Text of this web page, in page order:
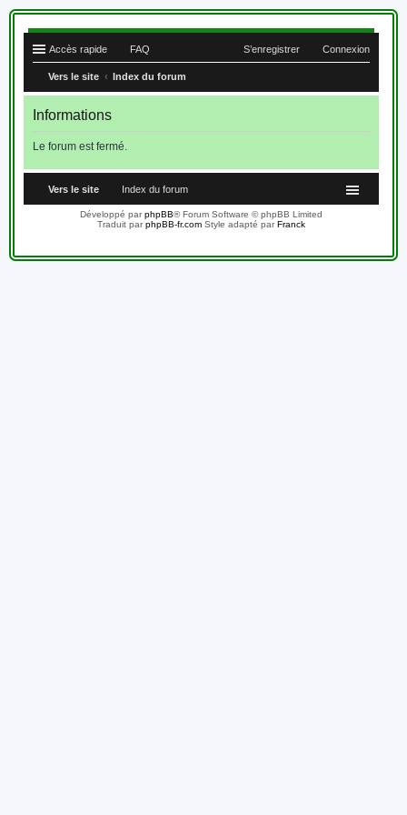
Accès rapide FAQ Connexion
S’enregistrer
Vers le site Index du forum
Informations
Le forum est fermé.
Vers le site Index du forum
Développé parphpBB® Forum Software © phpBB Limited
Traduit parphpBB-fr.comStyle adapté parFranck